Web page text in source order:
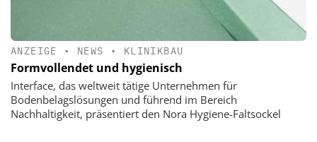
ANZEIGE • NEWS • KLINIKBAU
Formvollendet und hygienisch
Interface, das weltweit tätige Unternehmen für
Bodenbelagslösungen und führend im Bereich
Nachhaltigkeit, präsentiert den Nora Hygiene-Faltsockel